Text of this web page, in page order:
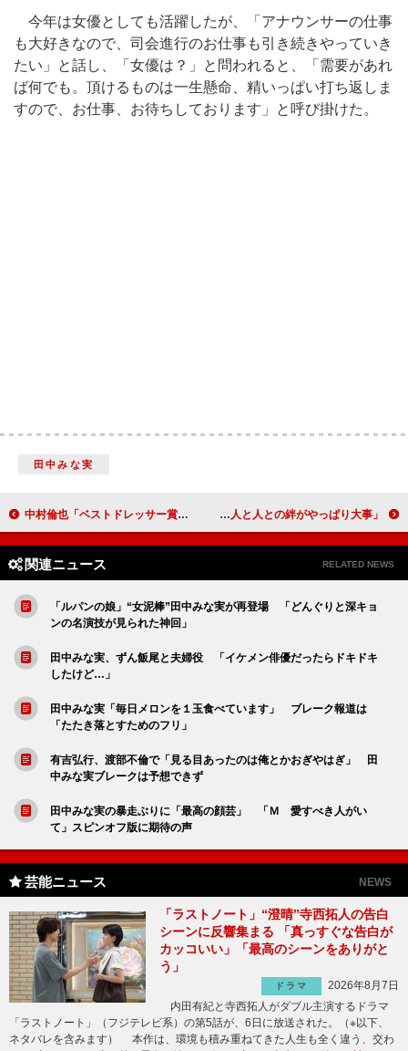
今年は女優としても活躍したが、「アナウンサーの仕事
も大好きなので、司会進行のお仕事も引き続きやっていき
たい」と話し、「女優は？」と問われると、「需要があれ
ば何でも。頂けるものは一生懸命、精いっぱい打ち返しま
すので、お仕事、お待ちしております」と呼び掛けた。
田中みな実
中村倫也「ベストドレッサー賞」を受賞 家では「スエットにパーカーにモコモコの靴下」 南原清隆、コロナ禍での思いを語る 「人と人との絆がやっぱり大事」
関連ニュース RELATED NEWS
「ルパンの娘」“女泥棒”田中みな実が再登場 「どんぐりと深キョ
ンの名演技が見られた神回」
田中みな実、ずん飯尾と夫婦役 「イケメン俳優だったらドキドキ
したけど…」
田中みな実「毎日メロンを１玉食べています」 ブレーク報道は
「たたき落とすためのフリ」
有吉弘行、渡部不倫で「見る目あったのは俺とかおぎやはぎ」 田
中みな実ブレークは予想できず
田中みな実の暴走ぶりに「最高の顔芸」 「Ｍ 愛すべき人がい
て」スピンオフ版に期待の声
芸能ニュース NEWS
「ラストノート」“澄晴”寺西拓人の告白
シーンに反響集まる 「真っすぐな告白が
カッコいい」「最高のシーンをありがと
う」
ドラマ
2026年8月7日
内田有紀と寺西拓人がダブル主演するドラマ
「ラストノート」（フジテレビ系）の第5話が、6日に放送された。（※以下、
ネタバレを含みます） 本作は、環境も積み重ねてきた人生も全く違う、交わ